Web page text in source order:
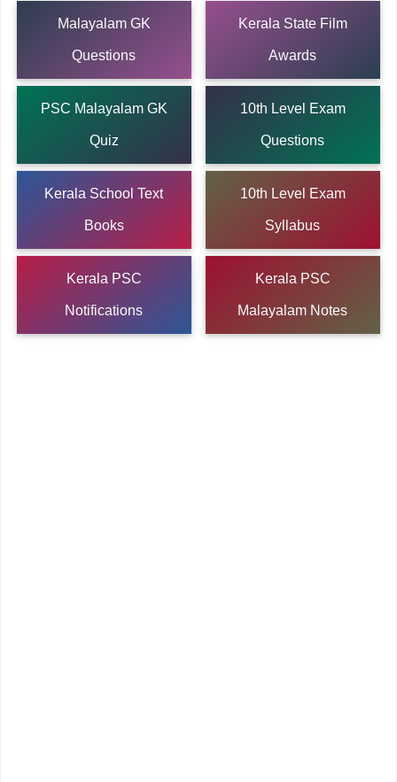
Malayalam GK
Questions
Kerala State Film
Awards
PSC Malayalam GK
Quiz
10th Level Exam
Questions
Kerala School Text
Books
10th Level Exam
Syllabus
Kerala PSC
Notifications
Kerala PSC
Malayalam Notes